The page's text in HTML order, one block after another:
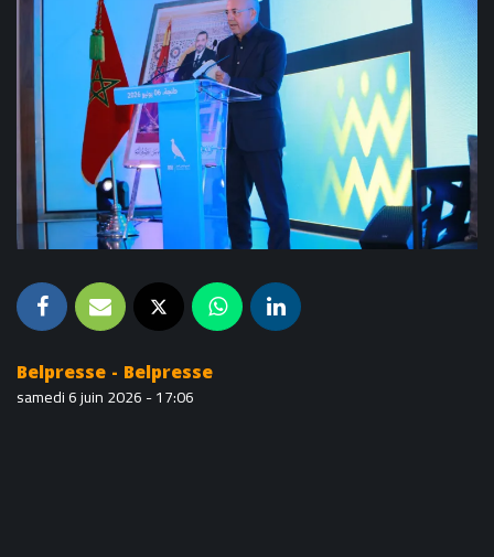
Belpresse - Belpresse
samedi 6 juin 2026 - 17:06